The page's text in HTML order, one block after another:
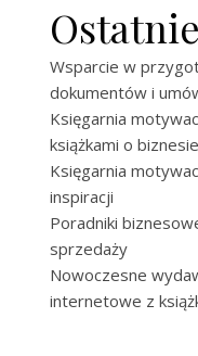
Wsparcie w
dokumentów i
Księgarnia
książkami o biznesie
Księgarnia
inspiracji
Poradniki
sprzedaży
Nowoczesne
internetowe z